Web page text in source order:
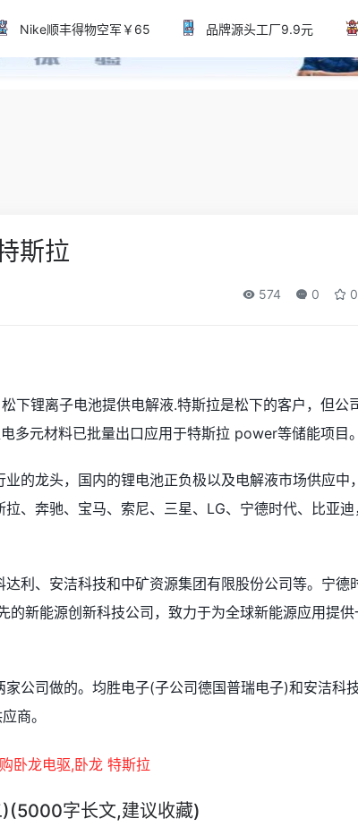
Nike顺丰得物空军￥65 品牌源头工厂9.9元
斯拉
574 0 0
下锂离子电池提供电解液.特斯拉是松下的客户，但公
多元材料已批量出口应用于特斯拉 power等储能项目
的龙头，国内的锂电池正负极以及电解液市场供应中
、奔驰、宝马、索尼、三星、LG、宁德时代、比亚迪
利、安洁科技和中矿资源集团有限股份公司等。宁德
的新能源创新科技公司，致力于为全球新能源应用提供
公司做的。均胜电子(子公司德国普瑞电子)和安洁科
商。
字长文,建议收藏)